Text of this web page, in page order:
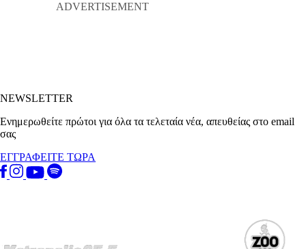
NEWSLETTER
Ενημερωθείτε πρώτοι για όλα τα τελεταία νέα, απευθείας στο email
σας
ΕΓΓΡΑΦΕΙΤΕ ΤΩΡΑ